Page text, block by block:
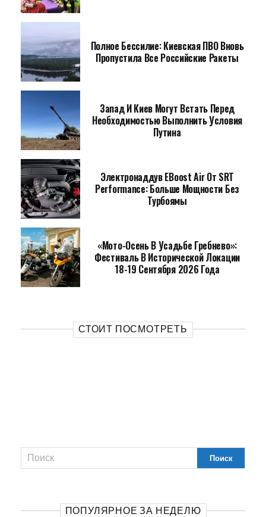
Полное Бессилие: Киевская ПВО Вновь
Пропустила Все Российские Ракеты
Запад И Киев Могут Встать Перед
Необходимостью Выполнить Условия
Путина
Электронаддув EBoost Air От SRT
Performance: Больше Мощности Без
Турбоямы
«Мото-Осень В Усадьбе Гребнево»:
Фестиваль В Исторической Локации
18-19 Сентября 2026 Года
СТОИТ ПОСМОТРЕТЬ
ПОПУЛЯРНОЕ ЗА НЕДЕЛЮ